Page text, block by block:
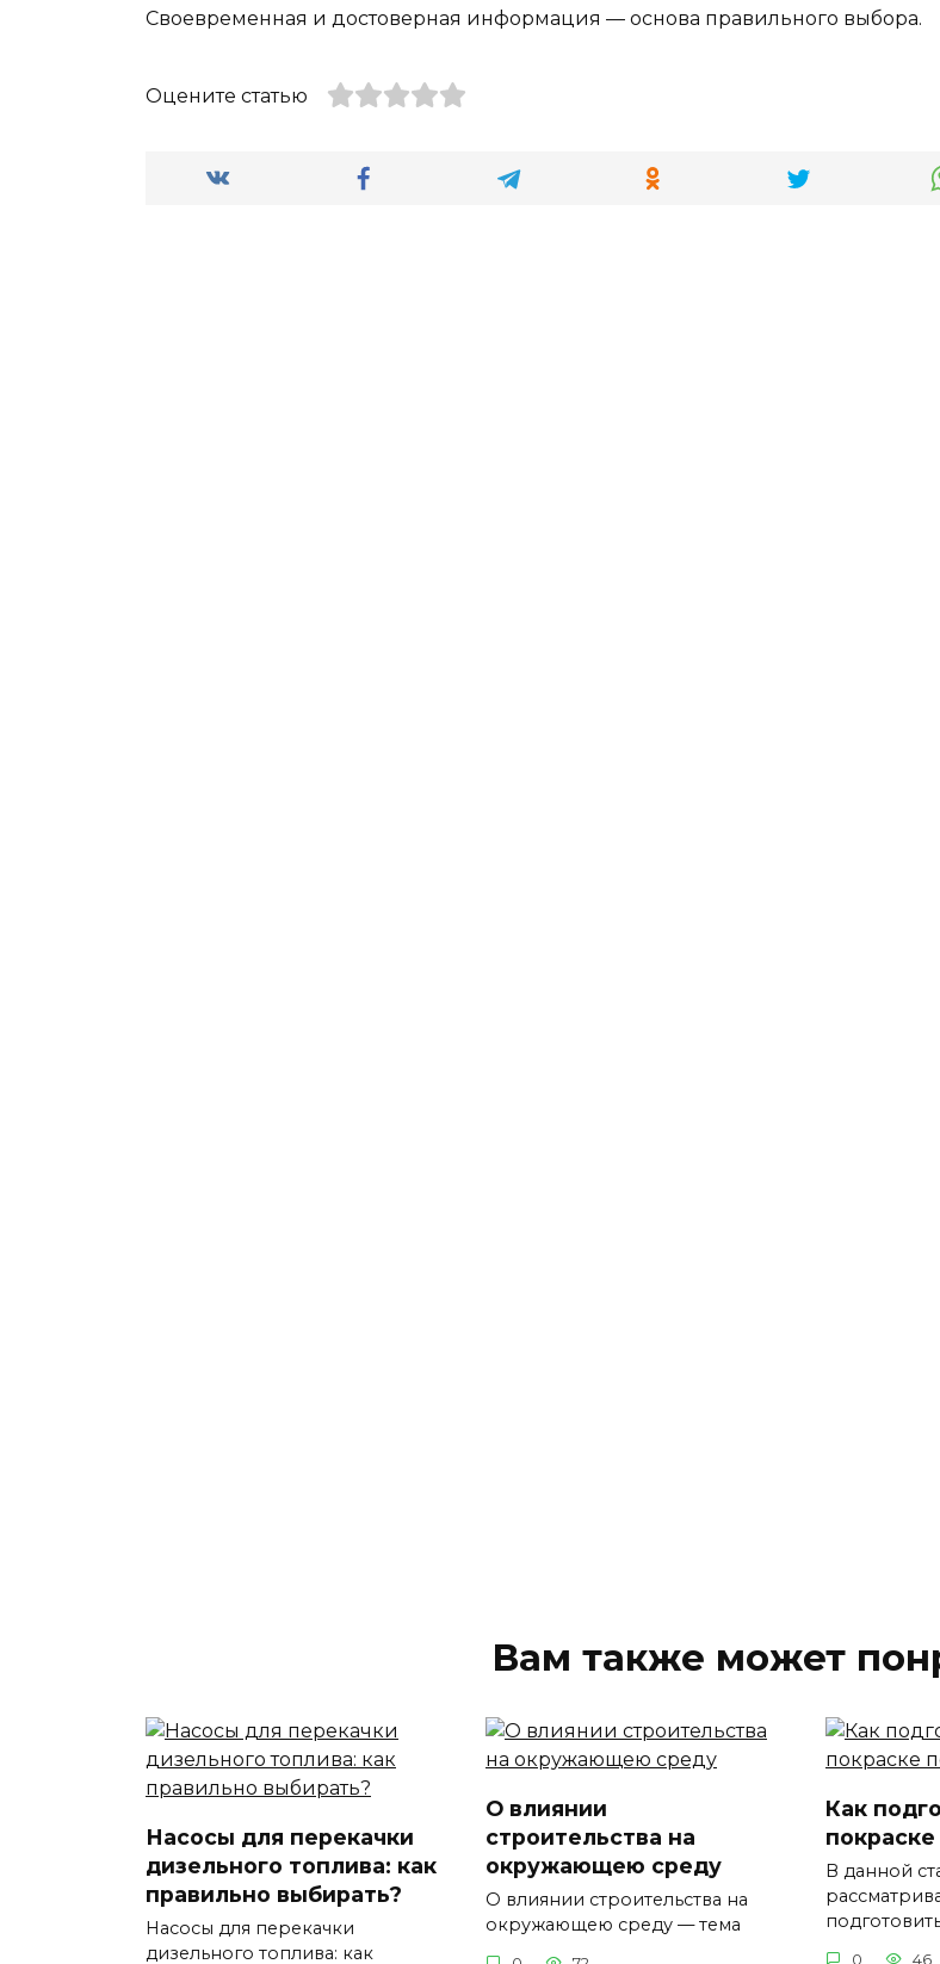
Своевременная и достоверная информация — основа правильного выбора.
Оцените статью
Вам также может
Насосы для перекачки
дизельного топлива: как
правильно выбирать?
Насосы для перекачки
дизельного топлива: как
О влиянии
строительства на
окружающею среду
О влиянии строительства на
окружающею среду — тема
Как
В данной
0 46